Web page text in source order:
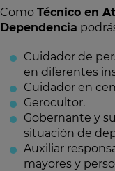
Como Técnico en
Dependencia
Cuidador de
en diferentes
Cuidador en
Gerocultor.
Gobernante y
situación de
Auxiliar
mayores y